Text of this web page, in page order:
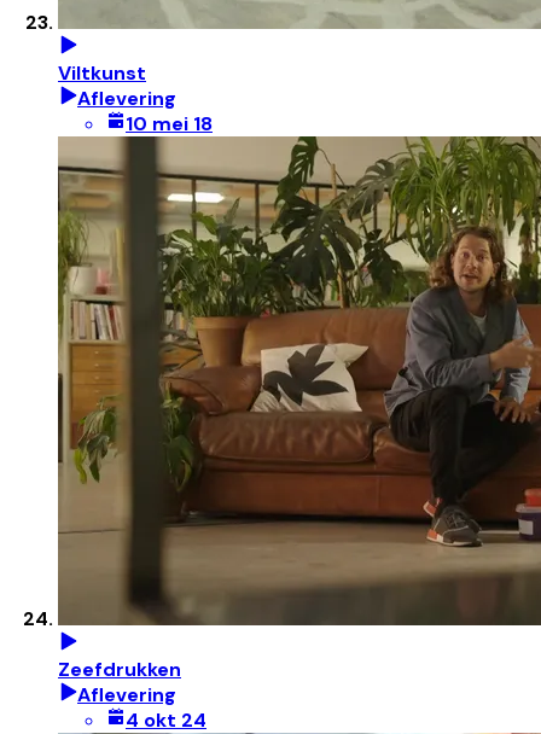
Viltkunst
Aflevering
10 mei 18
Zeefdrukken
Aflevering
4 okt 24